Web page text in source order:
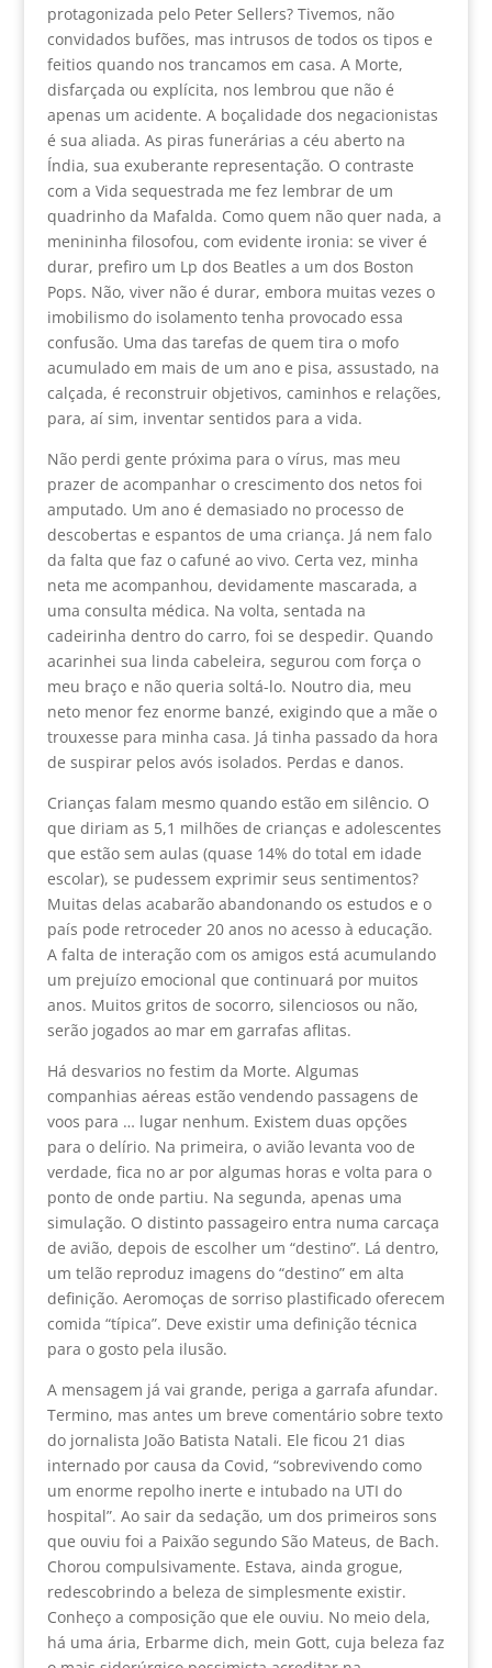
protagonizada pelo Peter Sellers? Tivemos, não
convidados bufões, mas intrusos de todos os tipos e
feitios quando nos trancamos em casa. A Morte,
disfarçada ou explícita, nos lembrou que não é
apenas um acidente. A boçalidade dos negacionistas
é sua aliada. As piras funerárias a céu aberto na
Índia, sua exuberante representação. O contraste
com a Vida sequestrada me fez lembrar de um
quadrinho da Mafalda. Como quem não quer nada, a
menininha filosofou, com evidente ironia: se viver é
durar, prefiro um Lp dos Beatles a um dos Boston
Pops. Não, viver não é durar, embora muitas vezes o
imobilismo do isolamento tenha provocado essa
confusão. Uma das tarefas de quem tira o mofo
acumulado em mais de um ano e pisa, assustado, na
calçada, é reconstruir objetivos, caminhos e relações,
para, aí sim, inventar sentidos para a vida.
Não perdi gente próxima para o vírus, mas meu
prazer de acompanhar o crescimento dos netos foi
amputado. Um ano é demasiado no processo de
descobertas e espantos de uma criança. Já nem falo
da falta que faz o cafuné ao vivo. Certa vez, minha
neta me acompanhou, devidamente mascarada, a
uma consulta médica. Na volta, sentada na
cadeirinha dentro do carro, foi se despedir. Quando
acarinhei sua linda cabeleira, segurou com força o
meu braço e não queria soltá-lo. Noutro dia, meu
neto menor fez enorme banzé, exigindo que a mãe o
trouxesse para minha casa. Já tinha passado da hora
de suspirar pelos avós isolados. Perdas e danos.
Crianças falam mesmo quando estão em silêncio. O
que diriam as 5,1 milhões de crianças e adolescentes
que estão sem aulas (quase 14% do total em idade
escolar), se pudessem exprimir seus sentimentos?
Muitas delas acabarão abandonando os estudos e o
país pode retroceder 20 anos no acesso à educação.
A falta de interação com os amigos está acumulando
um prejuízo emocional que continuará por muitos
anos. Muitos gritos de socorro, silenciosos ou não,
serão jogados ao mar em garrafas aflitas.
Há desvarios no festim da Morte. Algumas
companhias aéreas estão vendendo passagens de
voos para … lugar nenhum. Existem duas opções
para o delírio. Na primeira, o avião levanta voo de
verdade, fica no ar por algumas horas e volta para o
ponto de onde partiu. Na segunda, apenas uma
simulação. O distinto passageiro entra numa carcaça
de avião, depois de escolher um “destino”. Lá dentro,
um telão reproduz imagens do “destino” em alta
definição. Aeromoças de sorriso plastificado oferecem
comida “típica”. Deve existir uma definição técnica
para o gosto pela ilusão.
A mensagem já vai grande, periga a garrafa afundar.
Termino, mas antes um breve comentário sobre texto
do jornalista João Batista Natali. Ele ficou 21 dias
internado por causa da Covid, “sobrevivendo como
um enorme repolho inerte e intubado na UTI do
hospital”. Ao sair da sedação, um dos primeiros sons
que ouviu foi a Paixão segundo São Mateus, de Bach.
Chorou compulsivamente. Estava, ainda grogue,
redescobrindo a beleza de simplesmente existir.
Conheço a composição que ele ouviu. No meio dela,
há uma ária, Erbarme dich, mein Gott, cuja beleza faz